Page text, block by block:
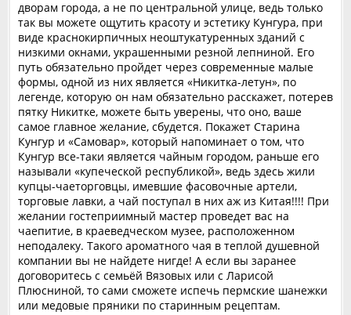
дворам города, а не по центральной улице, ведь только
так вы можете ощутить красоту и эстетику Кунгура, при
виде краснокирпичных неоштукатуренных зданий с
низкими окнами, украшенными резной лепниной. Его
путь обязательно пройдет через современные малые
формы, одной из них является «Никитка-летун», по
легенде, которую он нам обязательно расскажет, потерев
пятку Никитке, можете быть уверены, что оно, ваше
самое главное желание, сбудется. Покажет Старина
Кунгур и «Самовар», который напоминает о том, что
Кунгур все-таки является чайным городом, раньше его
называли «купеческой республикой», ведь здесь жили
купцы-чаеторговцы, имевшие фасовочные артели,
торговые лавки, а чай поступал в них аж из Китая!!!! При
желании гостеприимный мастер проведет вас на
чаепитие, в краеведческом музее, расположенном
неподалеку. Такого ароматного чая в теплой душевной
компании вы не найдете нигде! А если вы заранее
договоритесь с семьёй Вязовых или с Ларисой
Плюсниной, то сами сможете испечь пермские шанежки
или медовые пряники по старинным рецептам.